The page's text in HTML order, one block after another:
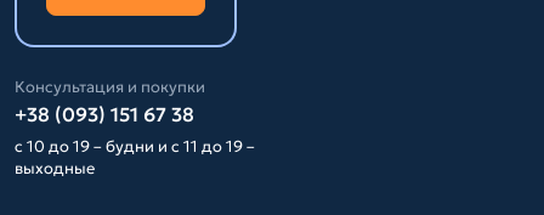
Консультация и покупки
+38 (093) 151 67 38
с 10 до 19 – будни и с 11 до 19 –
выходные